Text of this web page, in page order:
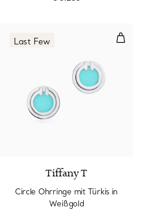
Circle
Last Few
Tiffany T
Circle Ohrringe mit Türkis in
Weißgold